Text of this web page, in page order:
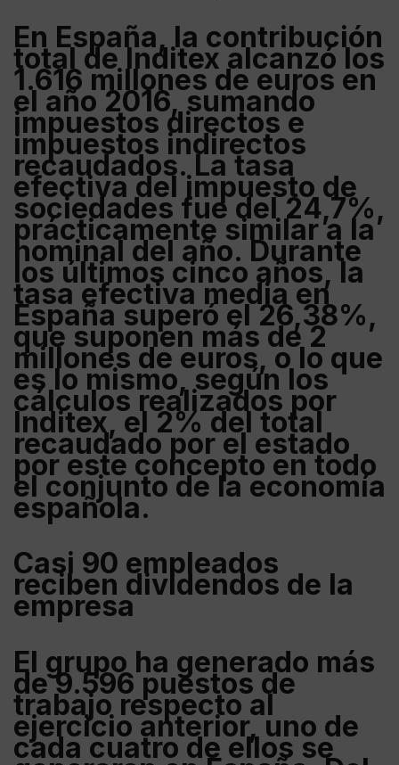
En España, la contribución
total deInditex alcanzó los
1.616 millones de euros en
el año 2016, sumando
impuestos directos e
impuestos indirectos
recaudados. La tasa
efectiva del impuesto de
sociedades fue del 24,7%,
prácticamente similar a la
nominal del año. Durante
los últimos cinco años, la
tasa efectiva media en
Españasuperó el 26,38%,
que suponenmás de 2
millones de euros, o lo que
es lo mismo, según los
cálculos realizados por
Inditex, el 2% del total
recaudado por el estado
por este concepto en todo
el conjunto de la economía
española.
Casi 90 empleados
reciben dividendos de la
empresa
El grupo ha generado más
de 9.596 puestos de
trabajo respecto al
ejercicio anterior, uno de
cada cuatro de ellos se